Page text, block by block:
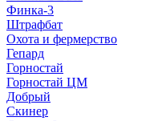
Финка-3
Штрафбат
Охота и фермерство
Гепард
Горностай
Горностай ЦМ
Добрый
Скинер